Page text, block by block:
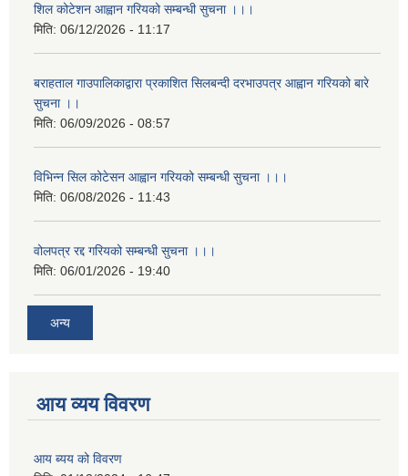
शिल कोटेशन आह्वान गरियको सम्बन्धी सुचना ।।।
मिति: 06/12/2026 - 11:17
बराहताल गाउपालिकाद्वारा प्रकाशित सिलबन्दी दरभाउपत्र आह्वान गरियको बारे
सुचना ।।
मिति: 06/09/2026 - 08:57
विभिन्न सिल कोटेसन आह्वान गरियको सम्बन्धी सुचना ।।।
मिति: 06/08/2026 - 11:43
वोलपत्र रद्द गरियको सम्बन्धी सुचना ।।।
मिति: 06/01/2026 - 19:40
अन्य
आय व्यय विवरण
आय ब्यय को विवरण